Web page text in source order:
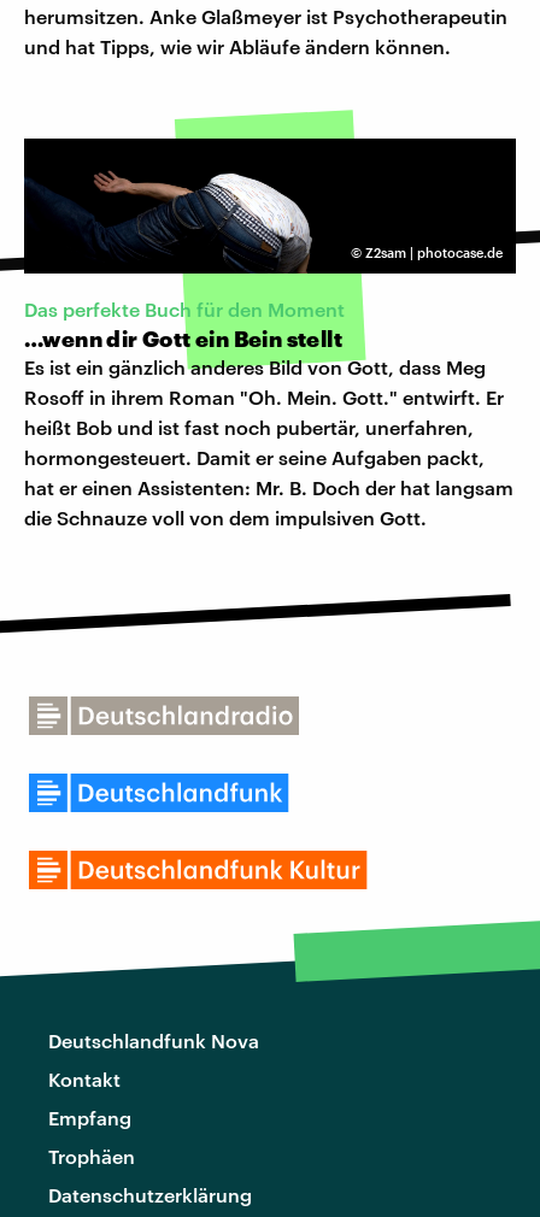
herumsitzen. Anke Glaßmeyer ist Psychotherapeutin
und hat Tipps, wie wir Abläufe ändern können.
© Z2sam | photocase.de
Das perfekte Buch für den Moment
…wenn dir Gott ein Bein stellt
Es ist ein gänzlich anderes Bild von Gott, dass Meg
Rosoff in ihrem Roman "Oh. Mein. Gott." entwirft. Er
heißt Bob und ist fast noch pubertär, unerfahren,
hormongesteuert. Damit er seine Aufgaben packt,
hat er einen Assistenten: Mr. B. Doch der hat langsam
die Schnauze voll von dem impulsiven Gott.
Deutschlandfunk Nova
Kontakt
Empfang
Trophäen
Datenschutzerklärung